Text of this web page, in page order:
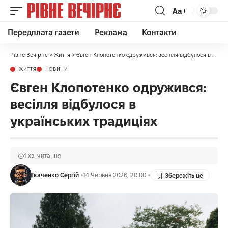
Аа
Передплата газети Реклама Контакти
Рівне Вечірнє > Життя > Євген Клопотенко одружився: весілля відбулося в українських традиціях
ЖИТТЯ НОВИНИ
Євген Клопотенко одружився:
весілля відбулося в
українських традиціях
Ткаченко Сергій 14 Червня 2026, 20:00
1 хв. читання